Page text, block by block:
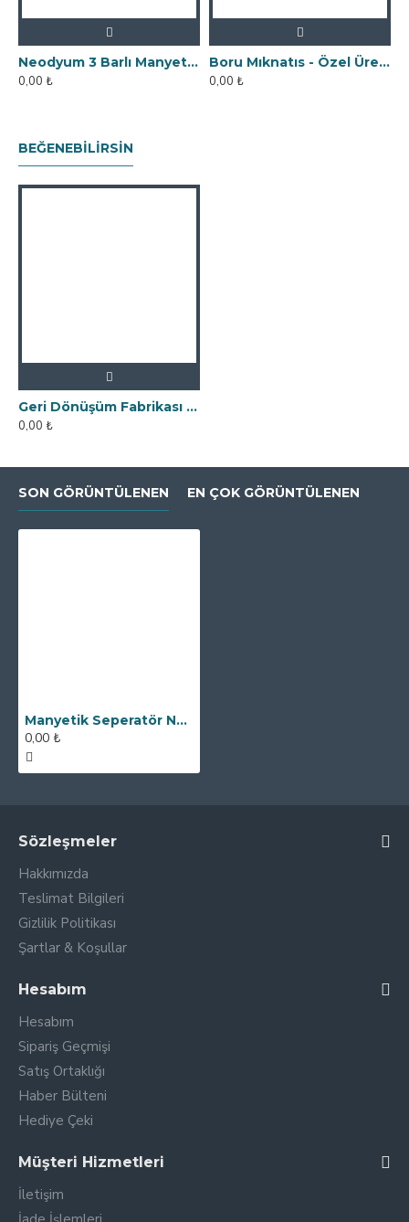
Neodyum 3 Barlı Manyetik Elek Mıknatıs Seperatör
0,00 ₺
Boru Mıknatıs - Özel Üretim Fişek Tipi
0,00 ₺
BEĞENEBILIRSIN
Geri Dönüşüm Fabrikası İçin Kolay Temizlenebilir Neodyum Elek Mıknatıs
0,00 ₺
SON GÖRÜNTÜLENEN EN ÇOK GÖRÜNTÜLENEN
Manyetik Seperatör Neodyum Füze Mıknatıs - DN600 Giriş Çıkışlı
0,00 ₺
Sözleşmeler
Hakkımızda
Teslimat Bilgileri
Gizlilik Politikası
Şartlar & Koşullar
Hesabım
Hesabım
Sipariş Geçmişi
Satış Ortaklığı
Haber Bülteni
Hediye Çeki
Müşteri Hizmetleri
İletişim